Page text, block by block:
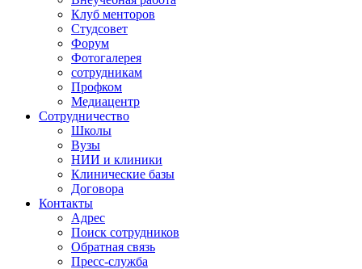
Клуб менторов
Студсовет
Форум
Фотогалерея
сотрудникам
Профком
Медиацентр
Сотрудничество
Школы
Вузы
НИИ и клиники
Клинические базы
Договора
Контакты
Адрес
Поиск сотрудников
Обратная связь
Пресс-служба